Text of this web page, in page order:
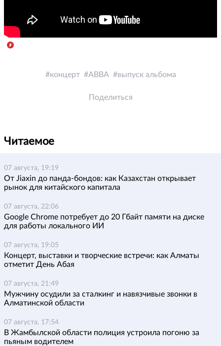
концерт ABBA выпуск альбома
Поделиться
Читаемое
07 августа, 19:19
От Jiaxin до панда-бондов: как Казахстан открывает
рынок для китайского капитала
07 августа, 22:06
Google Chrome потребует до 20 Гбайт памяти на диске
для работы локального ИИ
07 августа, 19:05
Концерт, выставки и творческие встречи: как Алматы
отметит День Абая
07 августа, 21:49
Мужчину осудили за сталкинг и навязчивые звонки в
Алматинской области
07 августа, 17:54
В Жамбылской области полиция устроила погоню за
пьяным водителем